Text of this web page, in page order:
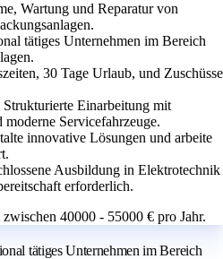
Wartung und Reparatur von
tätiges Unternehmen im Bereich
30 Tage Urlaub, und Zuschüsse
Strukturierte Einarbeitung mit
Servicefahrzeuge.
innovative Lösungen und arbeite
Ausbildung in Elektrotechnik
erforderlich.
40000 - 55000 € pro Jahr.
tätiges Unternehmen im Bereich